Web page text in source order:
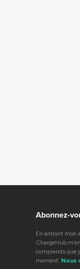
Abonnez-
En entrant mon
ChargeHub
comprends que
moment. Nous